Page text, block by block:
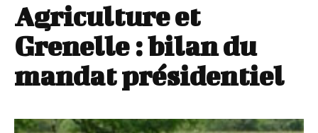
Agriculture et
Grenelle : bilan du
mandat présidentiel